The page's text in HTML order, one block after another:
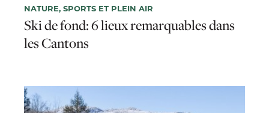
NATURE, SPORTS ET PLEIN AIR
Ski de fond: 6 lieux remarquables dans
les Cantons